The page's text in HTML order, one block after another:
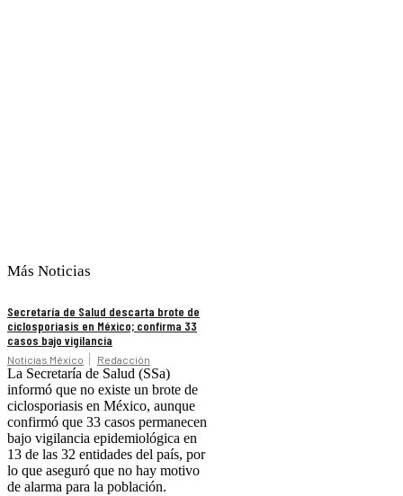
Más Noticias
Secretaría de Salud descarta brote de
ciclosporiasis en México; confirma 33
casos bajo vigilancia
Noticias México Redacción
La Secretaría de Salud (SSa)
informó que no existe un brote de
ciclosporiasis en México, aunque
confirmó que 33 casos permanecen
bajo vigilancia epidemiológica en
13 de las 32 entidades del país, por
lo que aseguró que no hay motivo
de alarma para la población.